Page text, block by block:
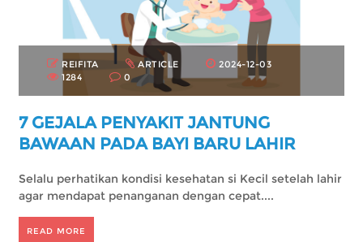
REIFITA ARTICLE
2024-12-03
1284
0
7 GEJALA PENYAKIT JANTUNG
BAWAAN PADA BAYI BARU LAHIR
Selalu perhatikan kondisi kesehatan si Kecil setelah lahir
agar mendapat penanganan dengan cepat....
READ MORE